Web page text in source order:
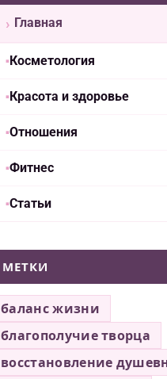
Главная
Косметология
Красота и здоровье
Отношения
Фитнес
Статьи
МЕТКИ
баланс жизни
благополучие творца
восстановление